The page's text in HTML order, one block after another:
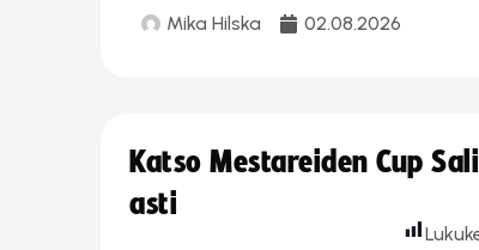
Mika Hilska 02.08.2026
Katso Mestareiden Cup
asti